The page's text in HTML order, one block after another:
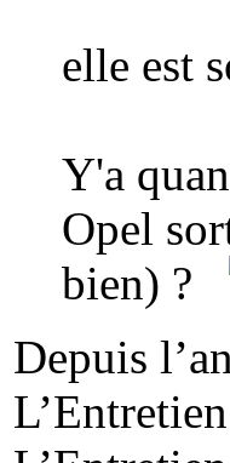
elle est
Y'a
Opel
bien) ?
Depuis